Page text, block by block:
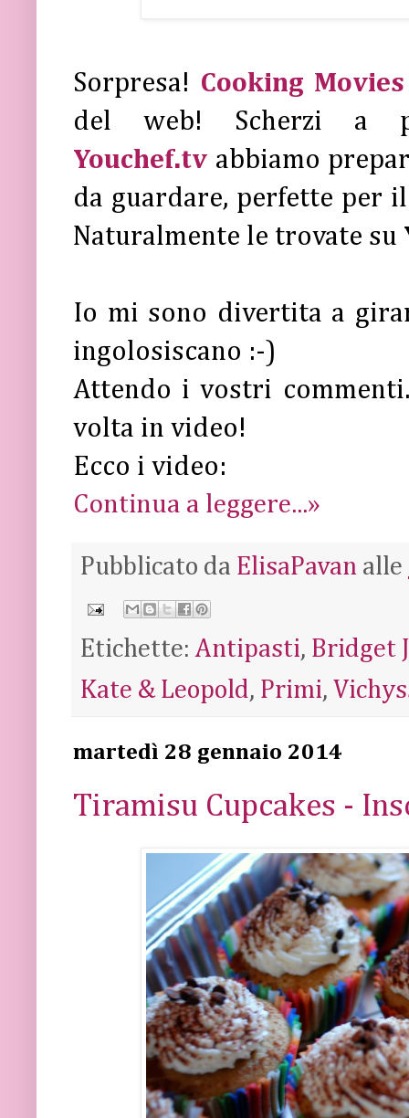
Sorpresa! Cooking Movies
del web! Scherzi a
Youchef.tv abbiamo
da guardare, perfette per
Naturalmente le trovate su
Io mi sono divertita a
ingolosiscano :-)
Attendo i vostri
volta in video!
Ecco i video:
Continua a leggere...»
Pubblicato da ElisaPavan alle
Etichette:Antipasti, Bridget
Kate & Leopold, Primi,
martedì 28 gennaio 2014
Tiramisu Cupcakes -